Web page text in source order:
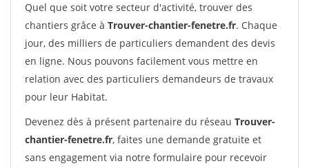
Quel que soit votre secteur d'activité, trouver des
chantiers grâce à Trouver-chantier-fenetre.fr. Chaque
jour, des milliers de particuliers demandent des devis
en ligne. Nous pouvons facilement vous mettre en
relation avec des particuliers demandeurs de travaux
pour leur Habitat.
Devenez dès à présent partenaire du réseau Trouver-
chantier-fenetre.fr, faites une demande gratuite et
sans engagement via notre formulaire pour recevoir